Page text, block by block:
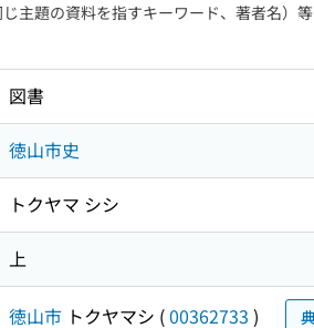
主題の資料を指すキーワード、著者名）等
図書
徳山市史
トクヤマ シシ
上
徳山市 トクヤマシ (00362733 )